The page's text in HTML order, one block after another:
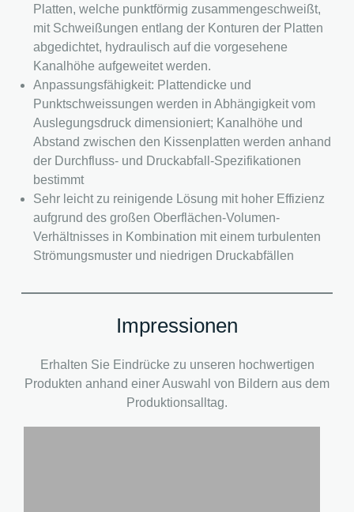
Platten, welche punktförmig zusammengeschweißt,
mit Schweißungen entlang der Konturen der Platten
abgedichtet, hydraulisch auf die vorgesehene
Kanalhöhe aufgeweitet werden.
Anpassungsfähigkeit: Plattendicke und
Punktschweissungen werden in Abhängigkeit vom
Auslegungsdruck dimensioniert; Kanalhöhe und
Abstand zwischen den Kissenplatten werden anhand
der Durchfluss- und Druckabfall-Spezifikationen
bestimmt
Sehr leicht zu reinigende Lösung mit hoher Effizienz
aufgrund des großen Oberflächen-Volumen-
Verhältnisses in Kombination mit einem turbulenten
Strömungsmuster und niedrigen Druckabfällen
Impressionen
Erhalten Sie Eindrücke zu unseren hochwertigen
Produkten anhand einer Auswahl von Bildern aus dem
Produktionsalltag.